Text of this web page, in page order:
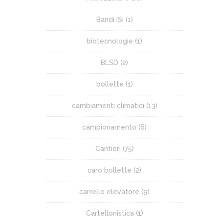
Bandi ISI (1)
biotecnologie (1)
BLSD (2)
bollette (1)
cambiamenti climatici (13)
campionamento (6)
Cantieri (75)
caro bollette (2)
carrello elevatore (9)
Cartellonistica (1)